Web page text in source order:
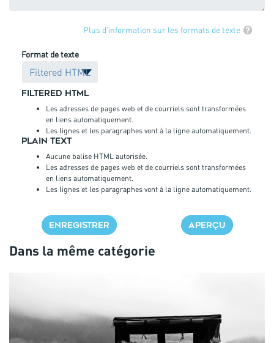
Plus d'information sur les formats de texte
Format de texte
Filtered HTML
Les adresses de pages web et de courriels sont transformées
en liens automatiquement.
Les lignes et les paragraphes vont à la ligne automatiquement.
Plain text
Aucune balise HTML autorisée.
Les adresses de pages web et de courriels sont transformées
en liens automatiquement.
Les lignes et les paragraphes vont à la ligne automatiquement.
Dans la même catégorie